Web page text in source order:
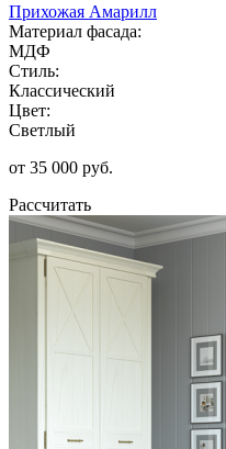
Прихожая Амарилл
Материал фасада:
МДФ
Стиль:
Классический
Цвет:
Светлый
от 35 000 руб.
Рассчитать